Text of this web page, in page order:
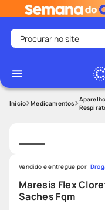
Procurar no site
1
2 º
medley
7º
ozivy
Medicamentos
Aparelho
Maresis Flex
Saches Fqm
Vendido e entregue por: